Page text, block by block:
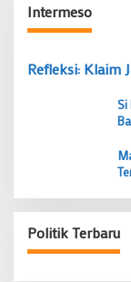
Intermeso
Refleksi: Klaim
Si
Politik Terbaru